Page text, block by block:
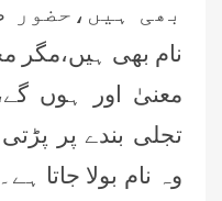
بھی ہیں،حضور
نام بھی ہیں،مگر
معنیٰ اور ہوں
تجلی بندے پر
وہ نام بولا جاتا